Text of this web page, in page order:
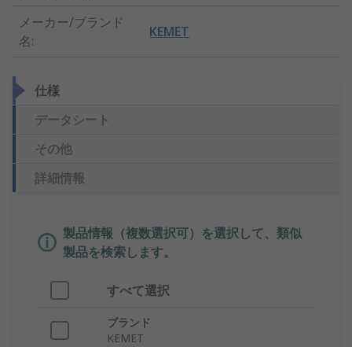
メーカー/ブランド
名:
KEMET
仕様
データシート
その他
詳細情報
製品情報（複数選択可）を選択して、類似
製品を検索します。
すべて選択
ブランド
KEMET